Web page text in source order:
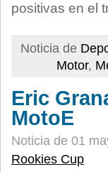
positivas en el
Noticia de
Motor,
Eric
MotoE
Noticia de 01
Rookies Cup